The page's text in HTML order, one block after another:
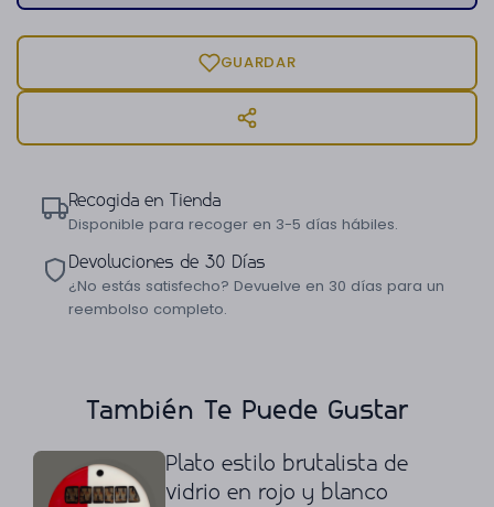
GUARDAR
Recogida en Tienda
Disponible para recoger en 3-5 días hábiles.
Devoluciones de 30 Días
¿No estás satisfecho? Devuelve en 30 días para un
reembolso completo.
También Te Puede Gustar
Plato estilo brutalista de
vidrio en rojo y blanco